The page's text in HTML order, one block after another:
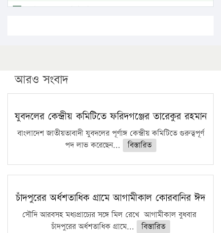
এবার লঞ্চের ভাড়া বাড়ল
পিএইচডি করছেন কুয়েটের কৃতি…
সারা দেশে বজ্রাঘাতে ১৪ জনের প্রাণহানি
কঠোর হচ্ছে এসএসসি ও এইচএসসি পরীক্ষা
ফরিদগঞ্জে আগুনে পুড়লো ৬ ব্যবসা প্রতিষ্ঠান
আরও সংবাদ
যুবদলের কেন্দ্রীয় কমিটিতে ফরিদগঞ্জের তারেকুর রহমান
বাংলাদেশ জাতীয়তাবাদী যুবদলের পূর্ণাঙ্গ কেন্দ্রীয় কমিটিতে গুরুত্বপূর্ণ
পদ লাভ করেছেন...
বিস্তারিত
চাঁদপুরের অর্ধশতাধিক গ্রামে আগামীকাল কোরবানির ঈদ
সৌদি আরবসহ মধ্যপ্রাচ্যের সঙ্গে মিল রেখে আগামীকাল বুধবার
চাঁদপুরের অর্ধশতাধিক গ্রামে...
বিস্তারিত